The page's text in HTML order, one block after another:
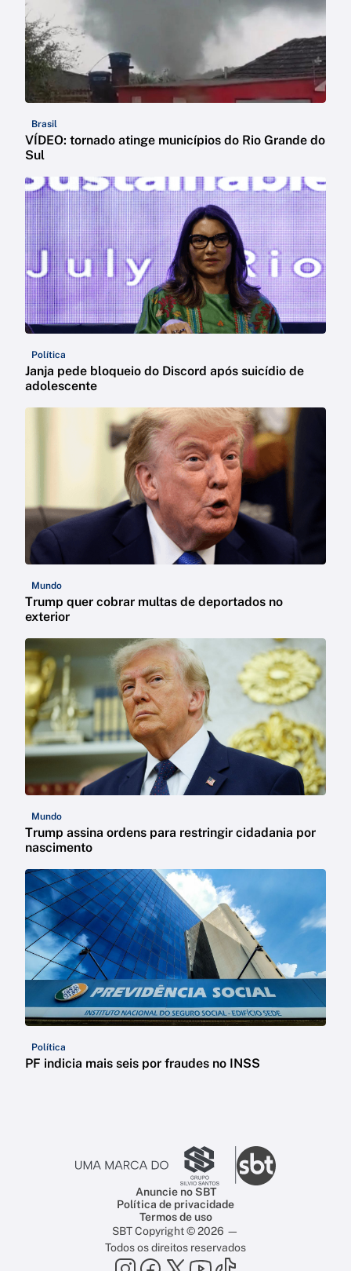
Brasil
VÍDEO: tornado atinge municípios do Rio Grande do
Sul
Política
Janja pede bloqueio do Discord após suicídio de
adolescente
Mundo
Trump quer cobrar multas de deportados no
exterior
Mundo
Trump assina ordens para restringir cidadania por
nascimento
Política
PF indicia mais seis por fraudes no INSS
Anuncie no SBT
Política de privacidade
Termos de uso
SBT Copyright © 2026 —
Todos os direitos reservados